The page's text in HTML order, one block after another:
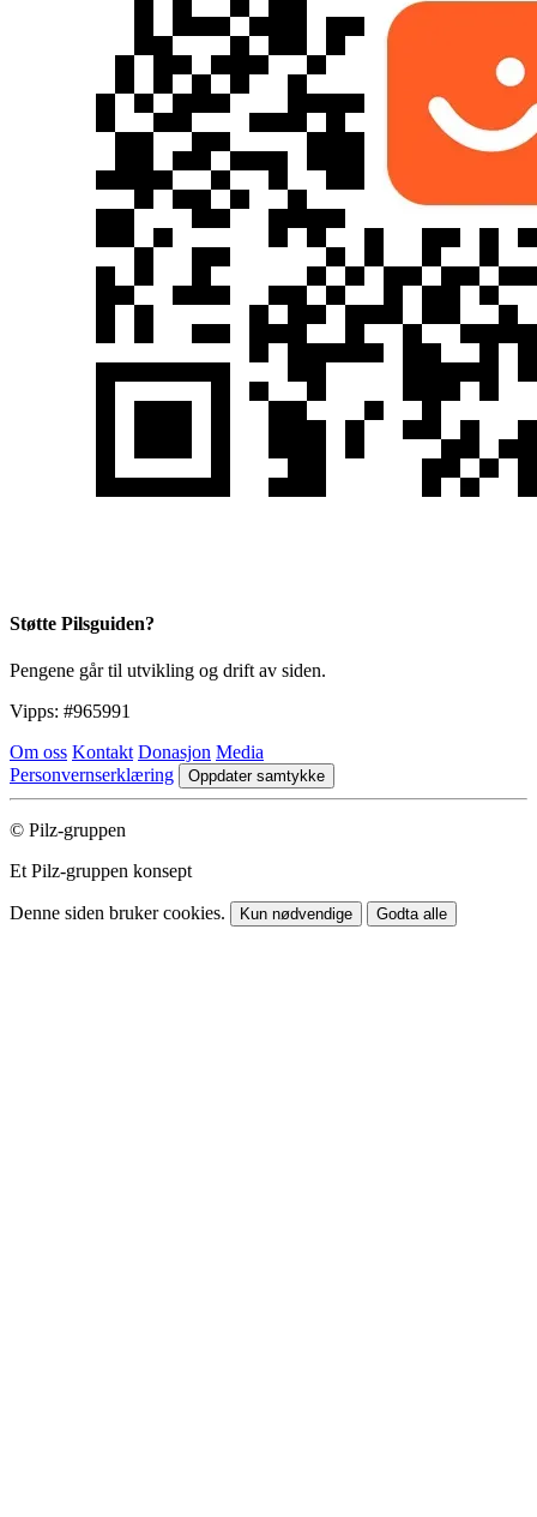
Støtte Pilsguiden?
Pengene går til utvikling og drift av siden.
Vipps: #965991
Om oss Kontakt Donasjon Media
Personvernserklæring
Oppdater samtykke
© Pilz-gruppen
Et Pilz-gruppen konsept
Denne siden bruker cookies. Kun nødvendige Godta alle